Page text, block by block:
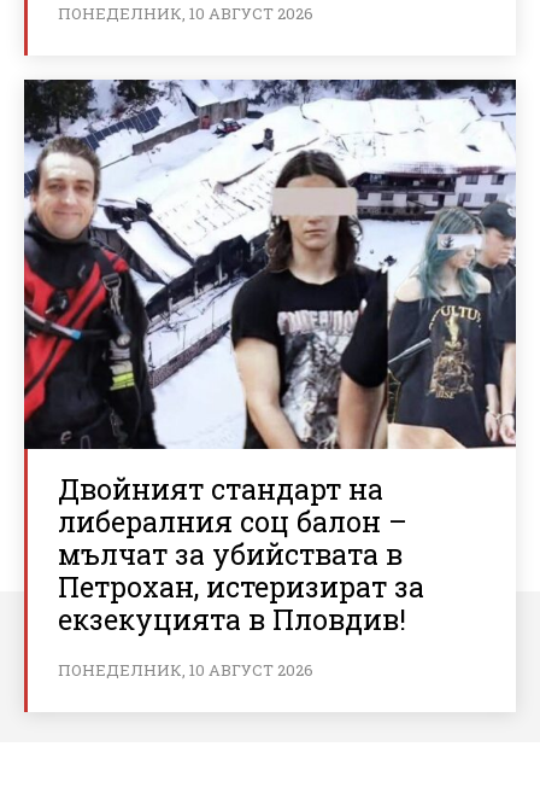
ПОНЕДЕЛНИК, 10 АВГУСТ 2026
Двойният стандарт на
либералния соц балон –
мълчат за убийствата в
Петрохан, истеризират за
екзекуцията в Пловдив!
ПОНЕДЕЛНИК, 10 АВГУСТ 2026